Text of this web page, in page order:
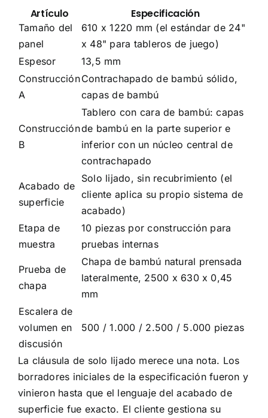
Artículo Especificación
Tamaño del
panel
610 x 1220 mm (el estándar de 24"
x 48" para tableros de juego)
Espesor
13,5 mm
Construcción
A
Contrachapado de bambú sólido,
capas de bambú
Construcción
B
Tablero con cara de bambú: capas
de bambú en la parte superior e
inferior con un núcleo central de
contrachapado
Acabado de
superficie
Solo lijado, sin recubrimiento (el
cliente aplica su propio sistema de
acabado)
Etapa de
muestra
10 piezas por construcción para
pruebas internas
Prueba de
chapa
Chapa de bambú natural prensada
lateralmente, 2500 x 630 x 0,45
mm
Escalera de
volumen en
discusión
500 / 1.000 / 2.500 / 5.000 piezas
La cláusula de solo lijado merece una nota. Los
borradores iniciales de la especificación fueron y
vinieron hasta que el lenguaje del acabado de
superficie fue exacto. El cliente gestiona su